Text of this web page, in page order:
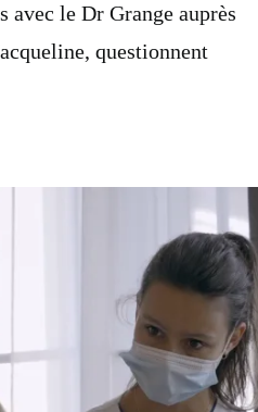
avec le Dr Grange auprès
questionnent